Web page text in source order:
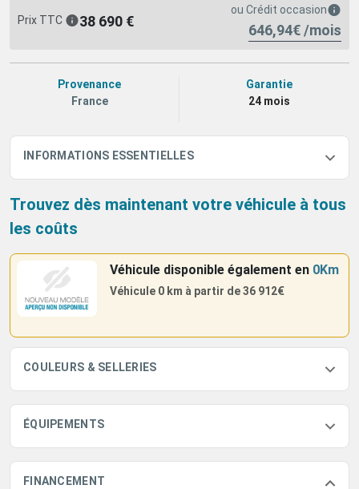
Prix TTC 38 690 €
ou Crédit occasion
646,94€ /mois
Provenance
France
Garantie
24 mois
INFORMATIONS ESSENTIELLES
Trouvez dès maintenant votre véhicule à tous
les coûts
Véhicule disponible également en 0Km
Véhicule 0 km à partir de36 912€
COULEURS & SELLERIES
ÉQUIPEMENTS
FINANCEMENT